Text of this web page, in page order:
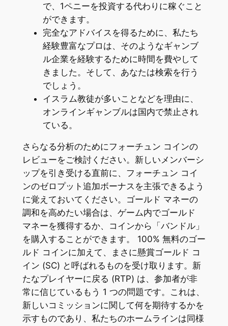
で、1ペニーを投資する代わりに稼ぐこと
ができます。
完全なアドバイスを得るために、私たち
経験豊富なプロは、そのようなギャンブ
ル企業を経験するために時間を費やして
きました。そして、あなたは検索を行う
でしょう。
イスラム教徒が多いことなどを理由に、
オンラインギャンブルは国内で禁止され
ている。
さらなる分析のためにフォーチュン コインの
レビューをご検討ください。新しいメンバーシ
ップを引き受ける直前に、フォーチュン コイ
ンのゼロプット追加ボーナスを主張できるよう
に覚えておいてください。ゴールド マネーの
調和を高めたい場合は、ゲーム内でゴールド
マネーを獲得するか、コインから「バンドル」
を購入することができます。 100% 無料のゴー
ルド コインに加えて、まさに懸賞ゴールド コ
イン (SC) と呼ばれるものを受け取ります。新
たなプレイヤーに戻る (RTP) は、参加者が非
常に信じているもう 1 つの問題です。これは、
新しいコミッションに関して何を期待するかを
示すものであり、私たちのホームラインは同様